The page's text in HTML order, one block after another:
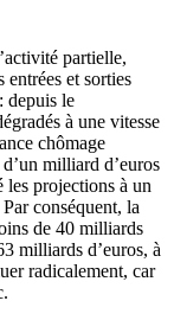
partielle,
entrées et sorties
depuis le
à une vitesse
chômage
milliard d’euros
les projections à un
conséquent, la
de 40 milliards
milliards d’euros, à
radicalement, car